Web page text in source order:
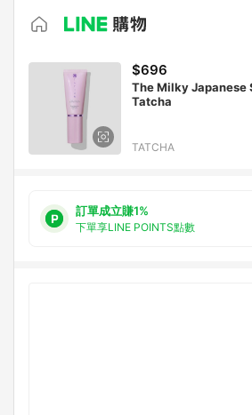
$696
The Milky Japanese
Tatcha
TATCHA
訂單成立賺1%
下單享LINE POINTS點數